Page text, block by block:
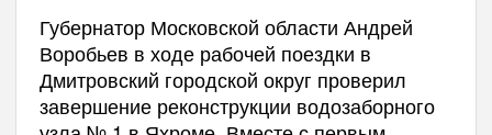
Губернатор Московской области Андрей
Воробьев в ходе рабочей поездки в
Дмитровский городской округ проверил
завершение реконструкции водозаборного